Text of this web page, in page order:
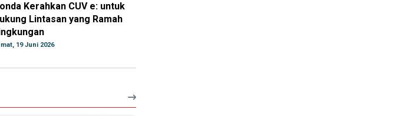
Kerahkan CUV e: untuk
Lintasan yang Ramah
19 Juni 2026